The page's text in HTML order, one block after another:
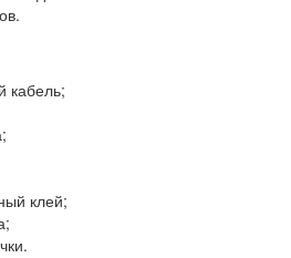
кабель;
клей;